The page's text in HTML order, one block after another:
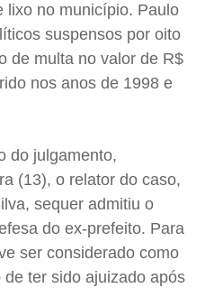
lixo no município. Paulo
suspensos por oito
de multa no valor de R$
nos anos de 1998 e
do julgamento,
(13), o relator do caso,
sequer admitiu o
do ex-prefeito. Para
ser considerado como
de ter sido ajuizado após